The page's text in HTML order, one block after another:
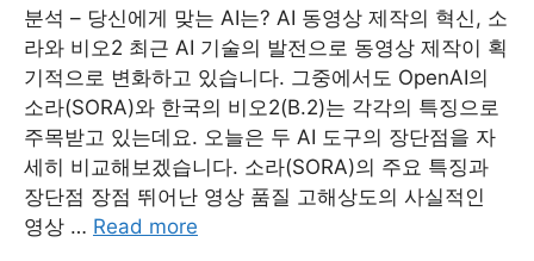
분석 – 당신에게 맞는 AI는? AI 동영상 제작의 혁신, 소
라와 비오2 최근 AI 기술의 발전으로 동영상 제작이 획
기적으로 변화하고 있습니다. 그중에서도 OpenAI의
소라(SORA)와 한국의 비오2(B.2)는 각각의 특징으로
주목받고 있는데요. 오늘은 두 AI 도구의 장단점을 자
세히 비교해보겠습니다. 소라(SORA)의 주요 특징과
장단점 장점 뛰어난 영상 품질 고해상도의 사실적인
영상 … Read more